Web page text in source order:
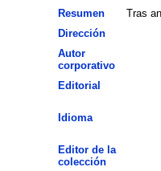
Resumen
Tras
Dirección
Autor
corporativo
Editorial
Idioma
Editor de la
colección